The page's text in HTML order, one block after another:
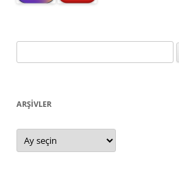
ARŞIVLER
Arşivler